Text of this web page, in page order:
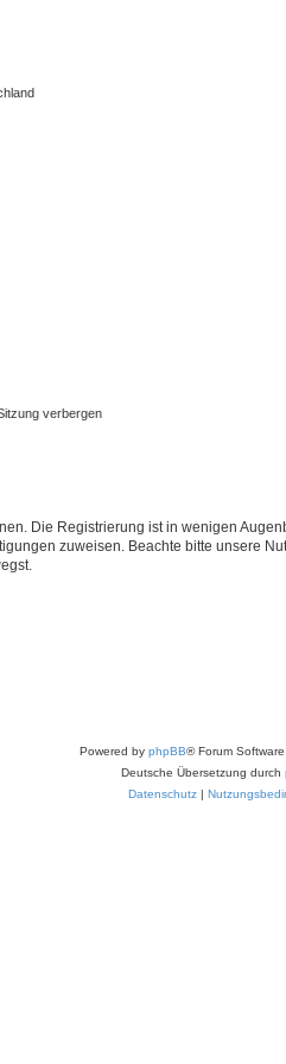
verbergen
Die Registrierung ist in wenigen
zuweisen. Beachte bitte unsere
Powered by phpBB® Forum
Deutsche Übersetzung durch
Datenschutz|